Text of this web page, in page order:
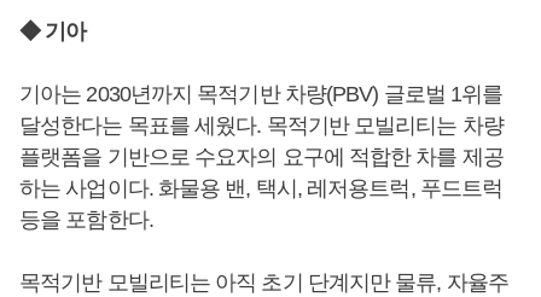
◆ 기아
기아는 2030년까지 목적기반 차량(PBV) 글로벌 1위를
달성한다는 목표를 세웠다. 목적기반 모빌리티는 차량
플랫폼을 기반으로 수요자의 요구에 적합한 차를 제공
하는 사업이다. 화물용 밴, 택시, 레저용트럭, 푸드트럭
등을 포함한다.
목적기반 모빌리티는 아직 초기 단계지만 물류, 자율주